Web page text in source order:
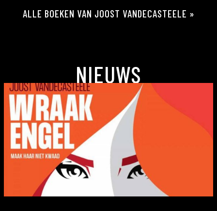
ALLE BOEKEN VAN JOOST VANDECASTEELE »
NIEUWS